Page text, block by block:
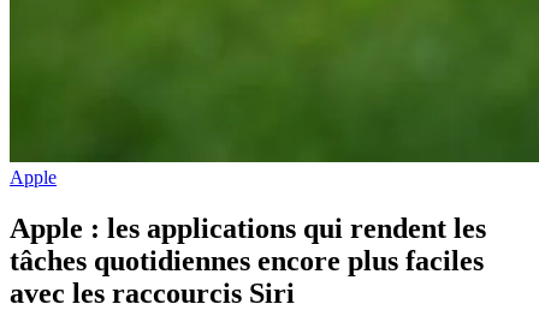
Apple
Apple : les applications qui rendent les
tâches quotidiennes encore plus faciles
avec les raccourcis Siri